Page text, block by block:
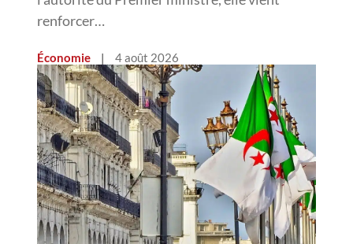
renforcer…
Économie | 4 août 2026